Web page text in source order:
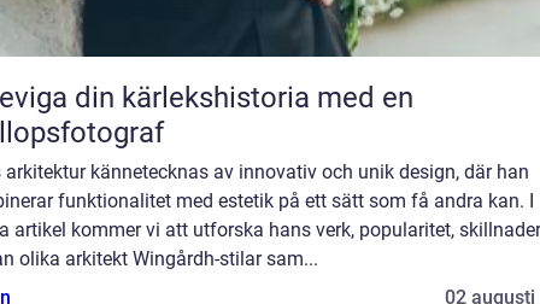
din kärlekshistoria med en
arkitektur kännetecknas av innovativ och unik design, där han
funktionalitet med estetik på ett sätt som få andra kan. I
artikel kommer vi att utforska hans verk, popularitet, skillnader
olika arkitekt Wingårdh-stilar sam...
02 augusti